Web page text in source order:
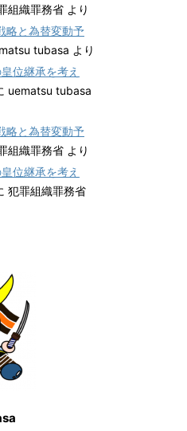
組織罪務省 より
略と為替変動予
tubasa より
位継承を考え
uematsu tubasa
略と為替変動予
組織罪務省 より
位継承を考え
犯罪組織罪務省